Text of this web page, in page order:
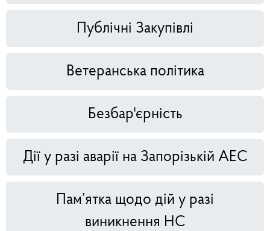
Публічні Закупівлі
Ветеранська політика
Безбар'єрність
Дії у разі аварії на Запорізькій АЕС
Пам’ятка щодо дій у разі
виникнення НС